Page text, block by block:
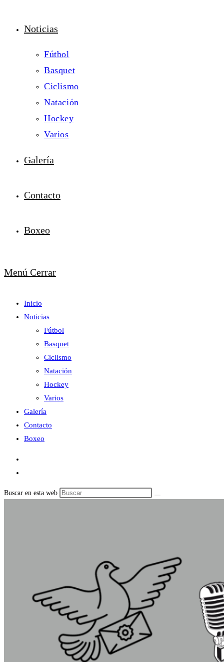
Noticias
Fútbol
Basquet
Ciclismo
Natación
Hockey
Varios
Galería
Contacto
Boxeo
Menú Cerrar
Inicio
Noticias
Fútbol
Basquet
Ciclismo
Natación
Hockey
Varios
Galería
Contacto
Boxeo
Buscar en esta web